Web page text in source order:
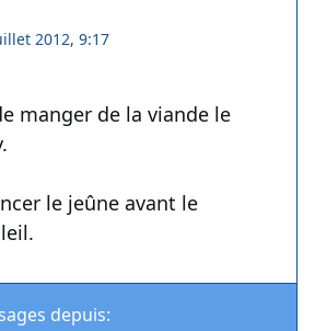
2012, 9:17
manger de la viande le
le jeûne avant le
depuis: